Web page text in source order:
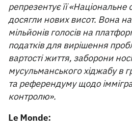
репрезентує її
досягли нових висот. Вона
мільйонів голосів на
податків для вирішення
вартості життя, заборони
мусульманського хіджабу в
та референдуму щодо
контролю».
Le Monde: